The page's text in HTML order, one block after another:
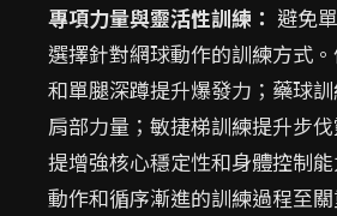
專項力量與靈活性訓練： 避免
選擇針對網球動作的訓練方式
和單腿深蹲提升爆發力；藥球
肩部力量；敏捷梯訓練提升步
提增強核心穩定性和身體控制
動作和循序漸進的訓練過程至